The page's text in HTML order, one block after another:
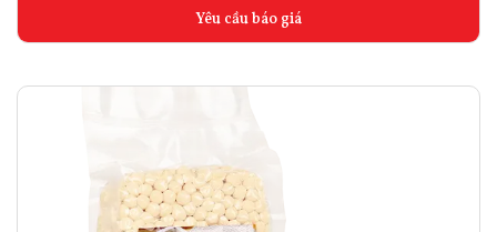
Yêu cầu báo giá